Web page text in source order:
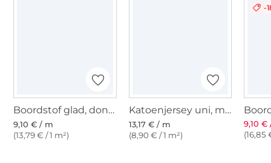
Boordstof glad, donkerblauw
9,10 € / m
(13,79 € / 1 m²)
Katoenjersey uni, marineblauw
13,17 € / m
(8,90 € / 1 m²)
-
9,10 €
(16,85